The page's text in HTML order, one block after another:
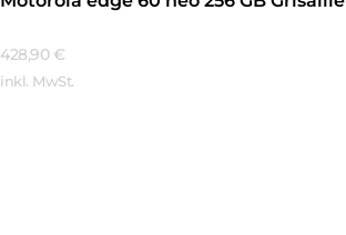
428,90 €
inkl. MwSt.